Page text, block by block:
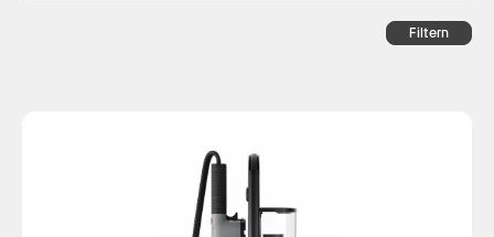
Filtern